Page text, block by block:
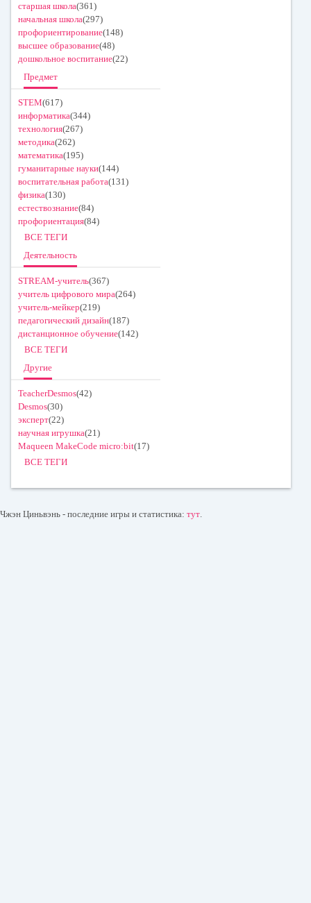
старшая школа(361)
начальная школа(297)
профориентирование(148)
высшее образование(48)
дошкольное воспитание(22)
Предмет
STEM(617)
информатика(344)
технология(267)
методика(262)
математика(195)
гуманитарные науки(144)
воспитательная работа(131)
физика(130)
естествознание(84)
профориентация(84)
ВСЕ ТЕГИ
Деятельность
STREAM-учитель(367)
учитель цифрового мира(264)
учитель-мейкер(219)
педагогический дизайн(187)
дистанционное обучение(142)
ВСЕ ТЕГИ
Другие
TeacherDesmos(42)
Desmos(30)
эксперт(22)
научная игрушка(21)
Maqueen MakeCode micro:bit(17)
ВСЕ ТЕГИ
Чжэн Циньвэнь - последние игры и статистика: тут.